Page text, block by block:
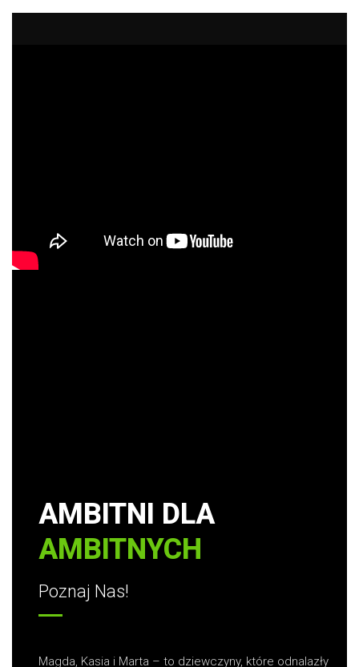
AMBITNI DLA
AMBITNYCH
Poznaj Nas!
Magda, Kasia i Marta – to dziewczyny, które odnalazły